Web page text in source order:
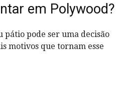
em Polywood?
pátio pode ser uma decisão
motivos que tornam esse